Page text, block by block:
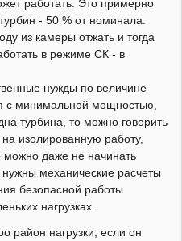
работать. Это примерно
- 50 % от номинала.
из камеры отжать и тогда
в режиме СК - в
нужды по величине
с минимальной мощностью,
турбина, то можно говорить
изолированную работу,
можно даже не начинать
нужны механические расчеты
безопасной работы
нагрузках.
район нагрузки, если он